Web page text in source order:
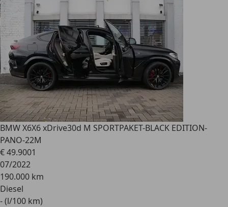
BMW X6X6 xDrive30d M SPORTPAKET-BLACK EDITION-
PANO-22M
€ 49.9001
07/2022
190.000 km
Diesel
- (l/100 km)